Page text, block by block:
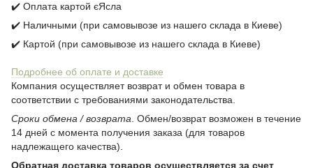
✔️ Оплата картой єЯсла
✔️ Наличными (при самовывозе из нашего склада в Киеве)
✔️ Картой (при самовывозе из нашего склада в Киеве)
Подробнее об оплате и доставке
Компания осуществляет возврат и обмен товара в
соответствии с требованиями законодательства.
Сроки обмена / возврата . Обмен/возврат возможен в течение
14 дней с момента получения заказа (для товаров
надлежащего качества).
Обратная доставка товаров осуществляется за счет